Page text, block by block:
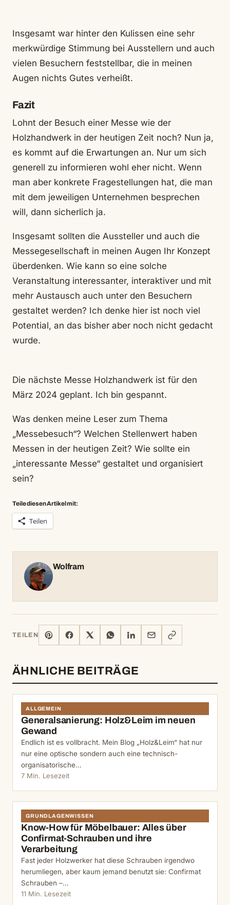
Insgesamt war hinter den Kulissen eine sehr
merkwürdige Stimmung bei Ausstellern und auch
vielen Besuchern feststellbar, die in meinen
Augen nichts Gutes verheißt.
Fazit
Lohnt der Besuch einer Messe wie der
Holzhandwerk in der heutigen Zeit noch? Nun ja,
es kommt auf die Erwartungen an. Nur um sich
generell zu informieren wohl eher nicht. Wenn
man aber konkrete Fragestellungen hat, die man
mit dem jeweiligen Unternehmen besprechen
will, dann sicherlich ja.
Insgesamt sollten die Aussteller und auch die
Messegesellschaft in meinen Augen Ihr Konzept
überdenken. Wie kann so eine solche
Veranstaltung interessanter, interaktiver und mit
mehr Austausch auch unter den Besuchern
gestaltet werden? Ich denke hier ist noch viel
Potential, an das bisher aber noch nicht gedacht
wurde.
Die nächste Messe Holzhandwerk ist für den
März 2024 geplant. Ich bin gespannt.
Was denken meine Leser zum Thema
„Messebesuch“? Welchen Stellenwert haben
Messen in der heutigen Zeit? Wie sollte ein
„interessante Messe“ gestaltet und organisiert
sein?
Teile diesen Artikel mit:
Teilen
Wolfram
TEILEN
PINTERESTFACEBOOK WHATSAPPLINKEDIN
MAIL
LINK
KOPIEREN
ÄHNLICHE BEITRÄGE
ALLGEMEIN
Generalsanierung: Holz&Leim im neuen
Gewand
Endlich ist es vollbracht. Mein Blog „Holz&Leim“ hat nur
nur eine optische sondern auch eine technisch-
organisatorische…
7 Min. Lesezeit
GRUNDLAGENWISSEN
Know-How für Möbelbauer: Alles über
Confirmat-Schrauben und ihre
Verarbeitung
Fast jeder Holzwerker hat diese Schrauben irgendwo
herumliegen, aber kaum jemand benutzt sie: Confirmat
Schrauben –…
11 Min. Lesezeit